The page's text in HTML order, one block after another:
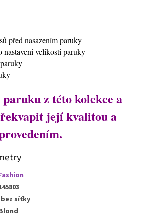
před nasazením paruky
nastaveni velikosti paruky
z této kolekce a
její kvalitou a
bez síťky